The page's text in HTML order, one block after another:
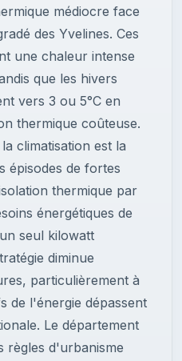
médiocre face
des Yvelines. Ces
une chaleur intense
que les hivers
vers 3 ou 5°C en
thermique coûteuse.
climatisation est la
épisodes de fortes
thermique par
énergétiques de
seul kilowatt
diminue
particulièrement à
de l'énergie dépassent
Le département
règles d'urbanisme